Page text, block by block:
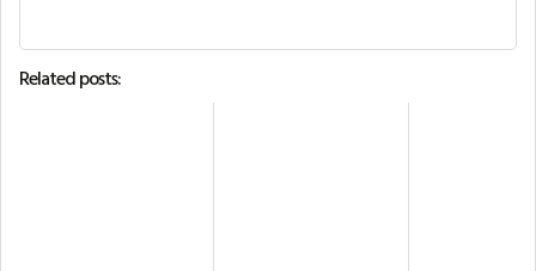
Related posts: